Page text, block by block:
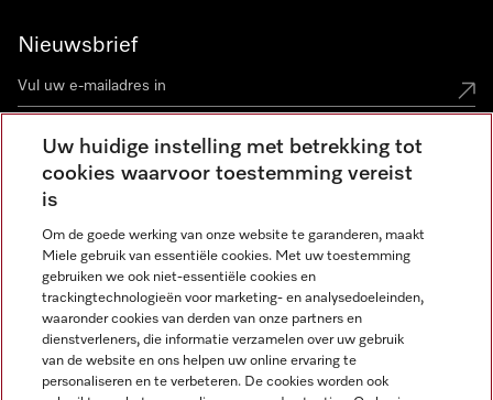
Nieuwsbrief
Contact contact@miele-support.be
Taal
NEDERLANDS
Uw huidige instelling met betrekking tot
cookies waarvoor toestemming vereist
is
Om de goede werking van onze website te garanderen, maakt
Miele gebruik van essentiële cookies. Met uw toestemming
gebruiken we ook niet-essentiële cookies en
trackingtechnologieën voor marketing- en analysedoeleinden,
waaronder cookies van derden van onze partners en
dienstverleners, die informatie verzamelen over uw gebruik
van de website en ons helpen uw online ervaring te
personaliseren en te verbeteren. De cookies worden ook